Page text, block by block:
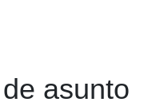
asunto